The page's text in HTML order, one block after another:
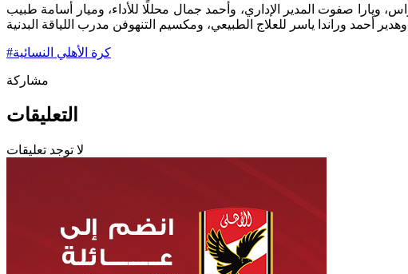
#كرة الأهلي النسائية
مشاركة
التعليقات
لا توجد تعليقات